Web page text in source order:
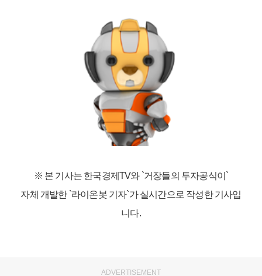
※ 본 기사는 한국경제TV와 `거장들의 투자공식이`
자체 개발한 `라이온봇 기자`가 실시간으로 작성한 기사입
니다.
ADVERTISEMENT